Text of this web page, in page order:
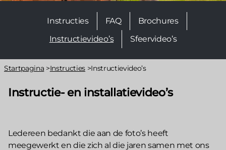
navigation
lvl
Instructies FAQ
Brochures
Instructievideo’s
Sfeervideo’s
Kruimelpad
Startpagina >Instructies >Instructievideo’s
Instructie- en installatievideo’s
Ledereen bedankt die aan de foto’s heeft
meegewerkt en die zich al die jaren samen met ons